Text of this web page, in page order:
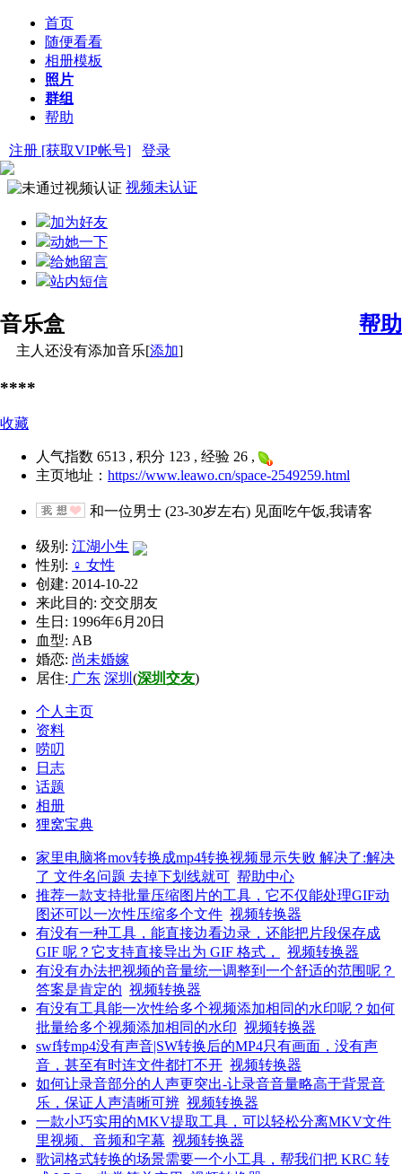
首页
随便看看
相册模板
照片
群组
帮助
注册 [获取VIP帐号] 登录
视频未认证
加为好友
动她一下
给她留言
站内短信
帮助
音乐盒
主人还没有添加音乐[添加]
****
收藏
人气指数 6513 , 积分 123 , 经验 26 ,
主页地址： https://www.leawo.cn/space-2549259.html
和一位男士 (23-30岁左右) 见面吃午饭,我请客
级别: 江湖小生
性别: ♀ 女性
创建: 2014-10-22
来此目的: 交交朋友
生日: 1996年6月20日
血型: AB
婚恋: 尚未婚嫁
居住: 广东 深圳 (深圳交友)
个人主页
资料
唠叨
日志
话题
相册
狸窝宝典
家里电脑将mov转换成mp4转换视频显示失败 解决了:解决
了 文件名问题 去掉下划线就可
帮助中心
推荐一款支持批量压缩图片的工具，它不仅能处理GIF动
图还可以一次性压缩多个文件 视频转换器
有没有一种工具，能直接边看边录，还能把片段保存成
GIF 呢？它支持直接导出为 GIF 格式，
视频转换器
有没有办法把视频的音量统一调整到一个舒适的范围呢？
答案是肯定的 视频转换器
有没有工具能一次性给多个视频添加相同的水印呢？如何
批量给多个视频添加相同的水印 视频转换器
swf转mp4没有声音|SW转换后的MP4只有画面，没有声
音，甚至有时连文件都打不开 视频转换器
如何让录音部分的人声更突出-让录音音量略高于背景音
乐，保证人声清晰可辨 视频转换器
一款小巧实用的MKV提取工具，可以轻松分离MKV文件
里视频、音频和字幕 视频转换器
歌词格式转换的场景需要一个小工具，帮我们把 KRC 转